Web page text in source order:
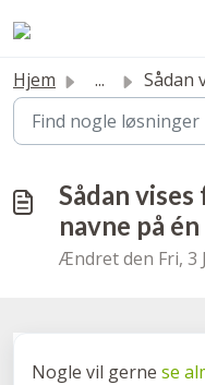
Hjem ... Sådan vises flere
Sådan
navne på
Ændret den Fri, 3
Nogle vil gerne se